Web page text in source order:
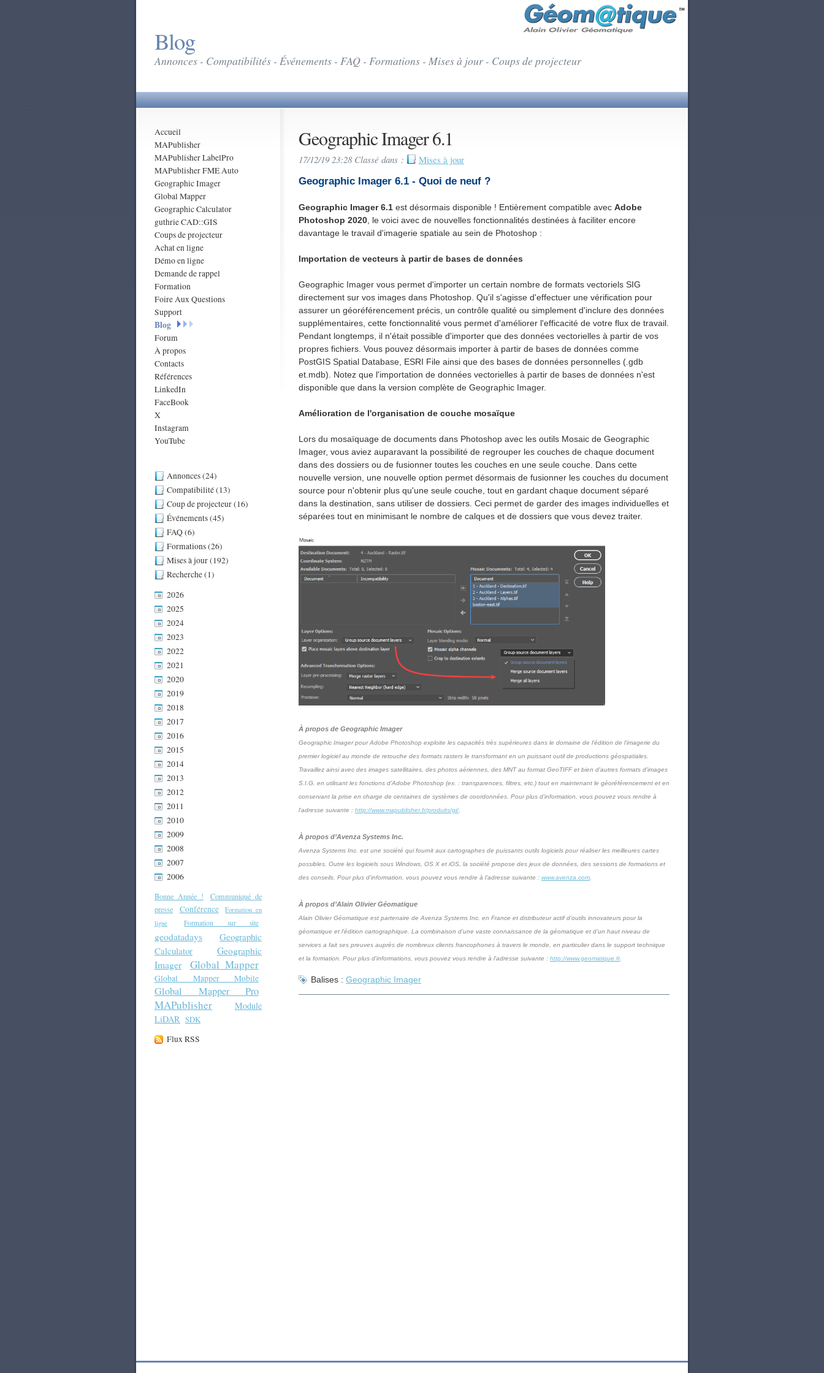
Blog
Annonces - Compatibilités - Événements - FAQ - Formations - Mises à jour - Coups de projecteur
Accueil
MAPublisher
MAPublisher LabelPro
MAPublisher FME Auto
Geographic Imager
Global Mapper
Geographic Calculator
guthrie CAD::GIS
Coups de projecteur
Achat en ligne
Démo en ligne
Demande de rappel
Formation
Foire Aux Questions
Support
Blog
Forum
À propos
Contacts
Références
LinkedIn
FaceBook
X
Instagram
YouTube
Annonces (24)
Compatibilité (13)
Coup de projecteur (16)
Événements (45)
FAQ (6)
Formations (26)
Mises à jour (192)
Recherche (1)
2026
2025
2024
2023
2022
2021
2020
2019
2018
2017
2016
2015
2014
2013
2012
2011
2010
2009
2008
2007
2006
Bonne Année !
Communiqué de
presse
Conférence
Formation en
ligne
Formation sur site
geodatadays
Geographic
Calculator
Geographic
Imager
Global Mapper
Global Mapper Mobile
Global Mapper Pro
MAPublisher
Module
LiDAR SDK
Flux RSS
Geographic Imager 6.1
17/12/19 23:28 Classé dans : Mises à jour
Geographic Imager 6.1 - Quoi de neuf ?
Geographic Imager 6.1 est désormais disponible ! Entièrement compatible avec Adobe
Photoshop 2020 , le voici avec de nouvelles fonctionnalités destinées à faciliter encore
davantage le travail d'imagerie spatiale au sein de Photoshop :
Importation de vecteurs à partir de bases de données
Geographic Imager vous permet d'importer un certain nombre de formats vectoriels SIG
directement sur vos images dans Photoshop. Qu'il s'agisse d'effectuer une vérification pour
assurer un géoréférencement précis, un contrôle qualité ou simplement d'inclure des données
supplémentaires, cette fonctionnalité vous permet d'améliorer l'efficacité de votre flux de travail.
Pendant longtemps, il n'était possible d'importer que des données vectorielles à partir de vos
propres fichiers. Vous pouvez désormais importer à partir de bases de données comme
PostGIS Spatial Database, ESRI File ainsi que des bases de données personnelles (.gdb
et.mdb). Notez que l'importation de données vectorielles à partir de bases de données n'est
disponible que dans la version complète de Geographic Imager.
Amélioration de l'organisation de couche mosaïque
Lors du mosaïquage de documents dans Photoshop avec les outils Mosaic de Geographic
Imager, vous aviez auparavant la possibilité de regrouper les couches de chaque document
dans des dossiers ou de fusionner toutes les couches en une seule couche. Dans cette
nouvelle version, une nouvelle option permet désormais de fusionner les couches du document
source pour n'obtenir plus qu'une seule couche, tout en gardant chaque document séparé
dans la destination, sans utiliser de dossiers. Ceci permet de garder des images individuelles et
séparées tout en minimisant le nombre de calques et de dossiers que vous devez traiter.
À propos de Geographic Imager
Geographic Imager pour Adobe Photoshop exploite les capacités très supérieures dans le domaine de l’édition de l’imagerie du
premier logiciel au monde de retouche des formats rasters le transformant en un puissant outil de productions géospatiales.
Travaillez ainsi avec des images satellitaires, des photos aériennes, des MNT au format GeoTIFF et bien d'autres formats d'images
S.I.G. en utilisant les fonctions d’Adobe Photoshop (ex. : transparences, filtres, etc.) tout en maintenant le géoréférencement et en
conservant la prise en charge de centaines de systèmes de coordonnées. Pour plus d’information, vous pouvez vous rendre à
l’adresse suivante : http://www.mapublisher.fr/produits/gi/.
À propos d’Avenza Systems Inc.
Avenza Systems Inc. est une société qui fournit aux cartographes de puissants outils logiciels pour réaliser les meilleures cartes
possibles. Outre les logiciels sous Windows, OS X et iOS, la société propose des jeux de données, des sessions de formations et
des conseils. Pour plus d’information, vous pouvez vous rendre à l’adresse suivante : www.avenza.com
À propos d’Alain Olivier Géomatique
Alain Olivier Géomatique est partenaire de Avenza Systems Inc. en France et distributeur actif d’outils innovateurs pour la
géomatique et l'édition cartographique. La combinaison d’une vaste connaissance de la géomatique et d’un haut niveau de
services a fait ses preuves auprès de nombreux clients francophones à travers le monde, en particulier dans le support technique
et la formation. Pour plus d'informations, vous pouvez vous rendre à l'adresse suivante : http://www.geomatique.fr.
Balises : Geographic Imager